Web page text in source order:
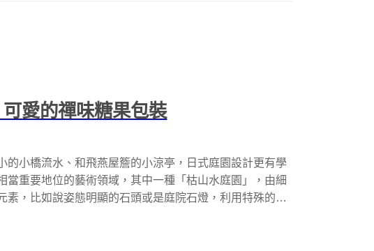
愛的禪味糖果包裝
的小橋流水、和飛燕屋簷的小涼亭，日式庭園設計更有學
當重要地位的藝術領域，其中一種「枯山水庭園」，由細
素，比如說姿態明顯的石頭或是庭院石燈，利用特殊的